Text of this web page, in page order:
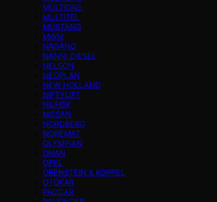
MULTIONE
MULTITEL
MUSTANG
MWM
NAGANO
NANNI DIESEL
NELSON
NEOPLAN
NEW HOLLAND
NIFTYLIFT
NILFISK
NISSAN
NORDBERG
NOREMAT
OLYMPIAN
ONAN
OPEL
ORENSTEIN & KOPPEL
OTOKAR
PACCAR